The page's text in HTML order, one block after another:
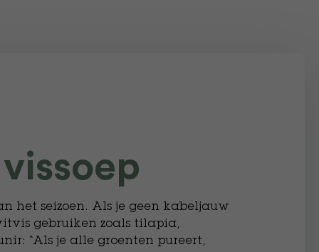
het seizoen. Als je geen kabeljauw
gebruiken zoals tilapia,
“Als je alle groenten pureert,